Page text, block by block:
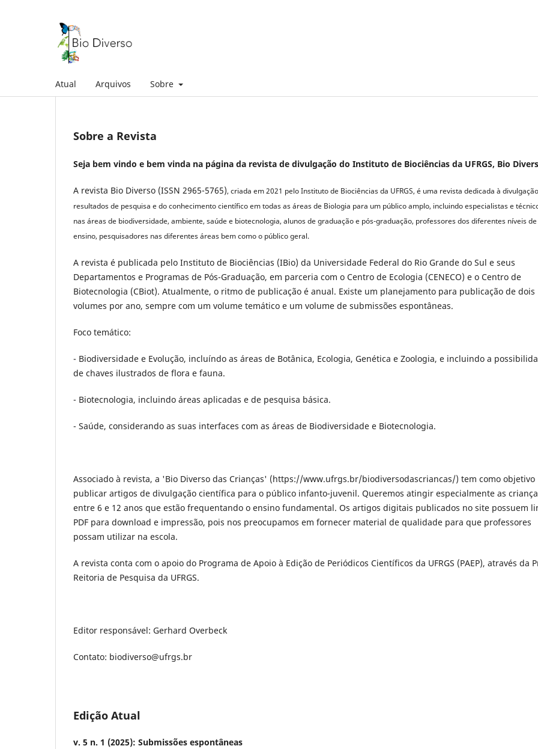
Atual Arquivos Sobre
Sobre a Revista
Seja bem vindo e bem vinda na página da revista de divulgação do Instituto de Biociências da UFRGS, Bio
A revista Bio Diverso (ISSN 2965-5765), criada em 2021 pelo Instituto de Biociências da UFRGS, é uma revista dedicada à
resultados de pesquisa e do conhecimento científico em todas as áreas de Biologia para um público amplo, incluindo especialistas e
nas áreas de biodiversidade, ambiente, saúde e biotecnologia, alunos de graduação e pós-graduação, professores dos diferentes níveis de
ensino, pesquisadores nas diferentes áreas bem como o público geral.
A revista é publicada pelo Instituto de Biociências (IBio) da Universidade Federal do Rio Grande do Sul e seus
Departamentos e Programas de Pós-Graduação, em parceria com o Centro de Ecologia (CENECO) e o Centro de
Biotecnologia (CBiot). Atualmente, o ritmo de publicação é anual. Existe um planejamento para publicação de dois
volumes por ano, sempre com um volume temático e um volume de submissões espontâneas.
Foco temático:
- Biodiversidade e Evolução, incluíndo as áreas de Botânica, Ecologia, Genética e Zoologia, e incluindo a
de chaves ilustrados de flora e fauna.
- Biotecnologia, incluindo áreas aplicadas e de pesquisa básica.
- Saúde, considerando as suas interfaces com as áreas de Biodiversidade e Biotecnologia.
Associado à revista, a 'Bio Diverso das Crianças' (https://www.ufrgs.br/biodiversodascriancas/) tem como objetivo
publicar artigos de divulgação científica para o público infanto-juvenil. Queremos atingir especialmente as
entre 6 e 12 anos que estão frequentando o ensino fundamental. Os artigos digitais publicados no site possuem
PDF para download e impressão, pois nos preocupamos em fornecer material de qualidade para que professores
possam utilizar na escola.
A revista conta com o apoio do Programa de Apoio à Edição de Periódicos Científicos da UFRGS (PAEP), através da
Reitoria de Pesquisa da UFRGS.
Editor responsável: Gerhard Overbeck
Contato: biodiverso@ufrgs.br
Edição Atual
v. 5 n. 1 (2025): Submissões espontâneas